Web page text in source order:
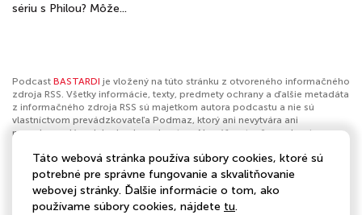
sériu s Philou? Môže...
Podcast BASTARDI je vložený na túto stránku z otvoreného informačného
zdroja RSS. Všetky informácie, texty, predmety ochrany a ďalšie metadáta
z informačného zdroja RSS sú majetkom autora podcastu a nie sú
vlastníctvom prevádzkovateľa Podmaz, ktorý ani nevytvára ani
nezodpovedá za ich obsah podcastov. Ak máš za to, že podcast
obsah. Ak je toto tvoj podcast a chceš získať kontrolu nad týmto profilom
klikni sem.
Autor:BAUER MEDIA Slovakia
Táto webová stránka používa súbory cookies, ktoré sú
potrebné pre správne fungovanie a skvalitňovanie
webovej stránky. Ďalšie informácie o tom, ako
používame súbory cookies, nájdete tu.